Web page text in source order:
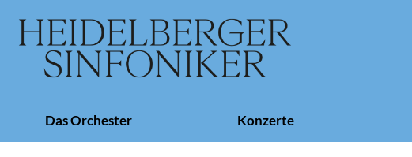
überspringenDas Orchester Konzerte